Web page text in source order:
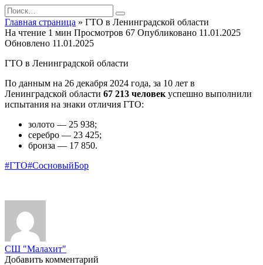
Перейти
к
содержанию
Search
for:
Главная страница » ГТО в Ленинградской области
На чтение 1 мин Просмотров 67 Опубликовано 11.01.2025
Обновлено 11.01.2025
ГТО в Ленинградской области
По данным на 26 декабря 2024 года, за 10 лет в
Ленинградской области 67 213 человек успешно выполнили
испытания на знаки отличия ГТО:
золото — 25 938;
серебро — 23 425;
бронза — 17 850.
#ГТО#СосновыйБор
СШ "Малахит"
Добавить комментарий